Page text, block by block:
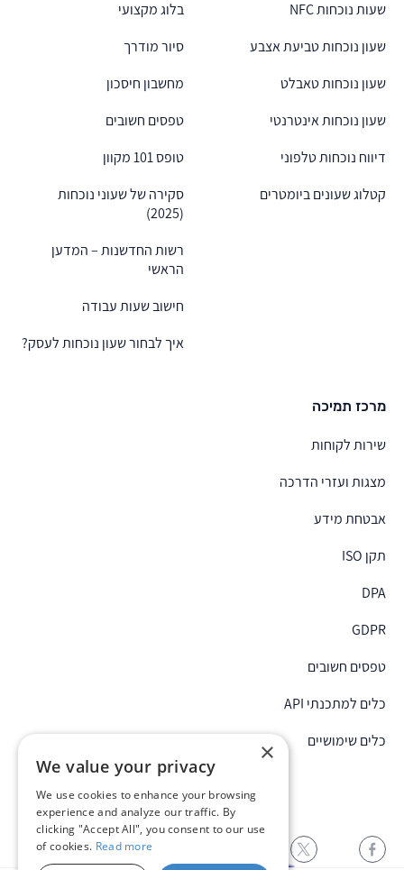
שעות נוכחות NFC
שעון נוכחות טביעת אצבע
שעון נוכחות טאבלט
שעון נוכחות אינטרנטי
דיווח נוכחות טלפוני
קטלוג שעונים ביומטרים
בלוג מקצועי
סיור מודרך
מחשבון חיסכון
טפסים חשובים
טופס 101 מקוון
סקירה של שעוני נוכחות
(2025)
רשות החדשנות – המדען
הראשי
חישוב שעות עבודה
איך לבחור שעון נוכחות לעסק?
מרכז תמיכה
שירות לקוחות
מצגות ועזרי הדרכה
אבטחת מידע
תקן ISO
DPA
GDPR
טפסים חשובים
כלים למתכנתי API
כלים שימושיים ×
We value your privacy
We use cookies to enhance your browsing
experience and analyze our traffic. By
clicking "Accept All", you consent to our use
of cookies. Read more